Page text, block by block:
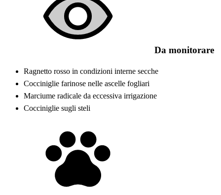
Da monitorare
Ragnetto rosso in condizioni interne secche
Cocciniglie farinose nelle ascelle fogliari
Marciume radicale da eccessiva irrigazione
Cocciniglie sugli steli